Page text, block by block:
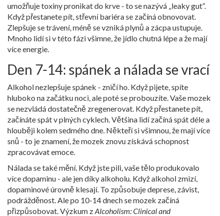
umožňuje toxiny pronikat do krve - to se nazývá „leaky gut“.
Když přestanete pít, střevní bariéra se začíná obnovovat.
Zlepšuje se trávení, méně se vzniká plynů a zácpa ustupuje.
Mnoho lidí si v této fázi všimne, že jídlo chutná lépe a že mají
více energie.
Den 7-14: spánek a nálada se vrací
Alkohol nezlepšuje spánek - zničí ho. Když pijete, spíte
hluboko na začátku noci, ale poté se probouzíte. Vaše mozek
se nezvládá dostatečně zregenerovat. Když přestanete pít,
začínáte spát v plných cyklech. Většina lidí začíná spát déle a
hlouběji kolem sedmého dne. Někteří si všimnou, že mají více
snů - to je znamení, že mozek znovu získává schopnost
zpracovávat emoce.
Nálada se také mění. Když jste pili, vaše tělo produkovalo
více dopaminu - ale jen díky alkoholu. Když alkohol zmizí,
dopaminové úrovně klesají. To způsobuje deprese, závist,
podrážděnost. Ale po 10-14 dnech se mozek začíná
přizpůsobovat. Výzkum zAlcoholism: Clinical and